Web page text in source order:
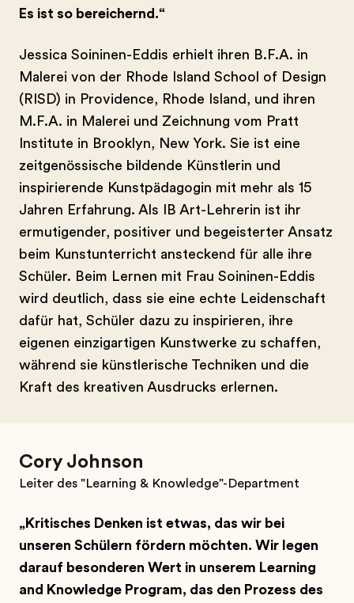
Es ist so bereichernd.“
Jessica Soininen-Eddis erhielt ihren B.F.A. in
Malerei von der Rhode Island School of Design
(RISD) in Providence, Rhode Island, und ihren
M.F.A. in Malerei und Zeichnung vom Pratt
Institute in Brooklyn, New York. Sie ist eine
zeitgenössische bildende Künstlerin und
inspirierende Kunstpädagogin mit mehr als 15
Jahren Erfahrung. Als IB Art-Lehrerin ist ihr
ermutigender, positiver und begeisterter Ansatz
beim Kunstunterricht ansteckend für alle ihre
Schüler. Beim Lernen mit Frau Soininen-Eddis
wird deutlich, dass sie eine echte Leidenschaft
dafür hat, Schüler dazu zu inspirieren, ihre
eigenen einzigartigen Kunstwerke zu schaffen,
während sie künstlerische Techniken und die
Kraft des kreativen Ausdrucks erlernen.
Cory Johnson
Leiter des "Learning & Knowledge"-Department
„Kritisches Denken ist etwas, das wir bei
unseren Schülern fördern möchten. Wir legen
darauf besonderen Wert in unserem Learning
and Knowledge Program, das den Prozess des